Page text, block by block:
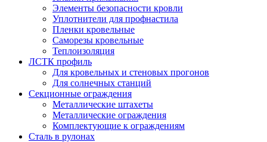
Элементы безопасности кровли
Уплотнители для профнастила
Пленки кровельные
Саморезы кровельные
Теплоизоляция
ЛСТК профиль
Для кровельных и стеновых прогонов
Для солнечных станций
Секционные ограждения
Металлические штахеты
Металлические ограждения
Комплектующие к ограждениям
Сталь в рулонах